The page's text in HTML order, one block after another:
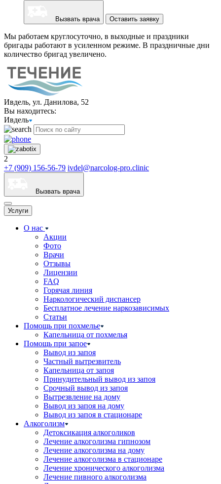
Вызвать врача Оставить заявку
Мы работаем круглосуточно, в выходные и праздники
бригады работают в усиленном режиме. В праздничные дни
количество бригад увеличено.
Ивдель, ул. Данилова, 52
Вы находитесь:
Ивдель
2
+7 (909) 156-56-79 ivdel@narcolog-pro.clinic
Вызвать врача
Услуги
О нас
Акции
Фото
Врачи
Отзывы
Лицензии
FAQ
Горячая линия
Наркологический диспансер
Бесплатное лечение наркозависимых
Статьи
Помощь при похмелье
Капельница от похмелья
Помощь при запое
Вывод из запоя
Частный вытрезвитель
Капельница от запоя
Принудительный вывод из запоя
Срочный вывод из запоя
Вытрезвление на дому
Вывод из запоя на дому
Вывод из запоя в стационаре
Алкоголизм
Детоксикация алкоголиков
Лечение алкоголизма гипнозом
Лечение алкоголизма на дому
Лечение алкоголизма в стационаре
Лечение хронического алкоголизма
Лечение пивного алкоголизма